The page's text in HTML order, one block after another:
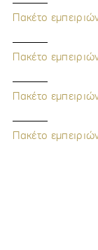
Πακέτο
Πακέτο
Πακέτο
Πακέτο